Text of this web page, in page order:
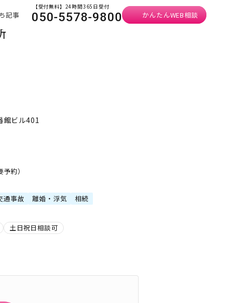
記事
【受付無料】24時間365日受付
050-5578-9800 かんたんWEB相談
館ビル401
約）
通事故 離婚・浮気 相続
土日祝日相談可